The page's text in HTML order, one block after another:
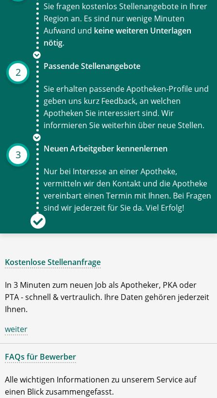
Sie fragen kostenlos Stellenangebote in Ihrer
Region an. Es sind nur wenige Minuten
Aufwand und keine weiteren Unterlagen
nötig.
2 Passende Stellenangebote
Sie erhalten passende Apotheken-Profile und
geben uns kurz Feedback, an welchen
Apotheken Sie interessiert sind. Wir
informieren Sie weiterhin über neue Stellen.
3 Neuen Arbeitgeber kennenlernen
Nur bei Interesse an einer Apotheke,
vermitteln wir den Kontakt und die Apotheke
vereinbart einen Termin mit Ihnen. Bei Fragen
sind wir jederzeit für Sie da. Viel Erfolg!
Kostenlose Stellenanfrage
In 3 Minuten zum neuen Job als Apotheker, PKA oder
PTA - schnell & vertraulich. Ihre Daten gehören jederzeit
Ihnen.
weiter
FAQs für Bewerber
Alle wichtigen Informationen zu unserem Service auf
einen Blick zusammengefasst.